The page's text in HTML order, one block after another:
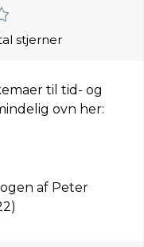
stjerner
til tid- og
ovn her:
af Peter